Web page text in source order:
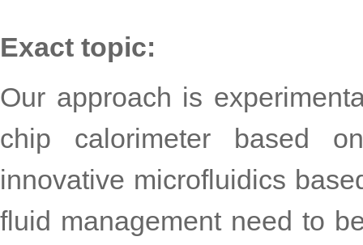
Exact topic:
Our approach is
chip calorimeter based
innovative microfluidics
fluid management need to